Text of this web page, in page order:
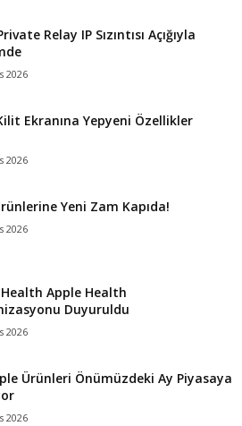
Relay IP Sızıntısı Açığıyla
2026
Ekranına Yepyeni Özellikler
2026
Yeni Zam Kapıda!
2026
Apple Health
Duyuruldu
2026
Ürünleri Önümüzdeki Ay Piyasaya
2026